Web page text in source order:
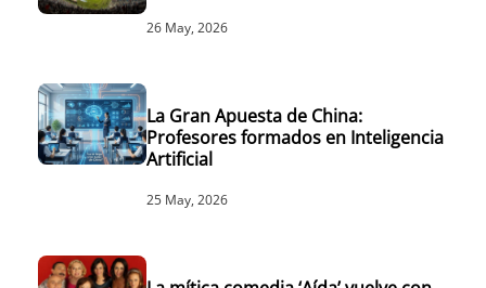
26 May, 2026
La Gran Apuesta de China:
Profesores formados en Inteligencia
Artificial
25 May, 2026